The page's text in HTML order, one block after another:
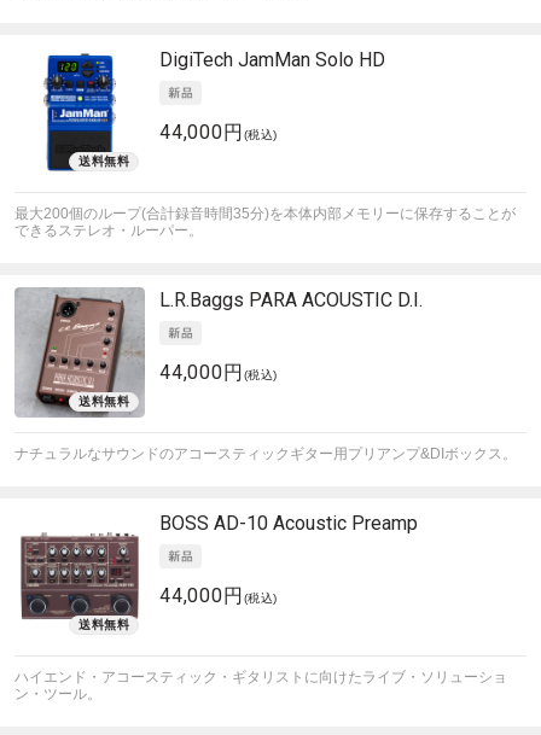
DigiTech JamMan Solo HD
44,000円 (税込)
最大200個のループ(合計録音時間35分)を本体内部メモリーに保存することが
できるステレオ・ルーパー。
L.R.Baggs PARA ACOUSTIC D.I.
44,000円 (税込)
ナチュラルなサウンドのアコースティックギター用プリアンプ&DIボックス。
BOSS AD-10 Acoustic Preamp
44,000円 (税込)
ハイエンド・アコースティック・ギタリストに向けたライブ・ソリューショ
ン・ツール。